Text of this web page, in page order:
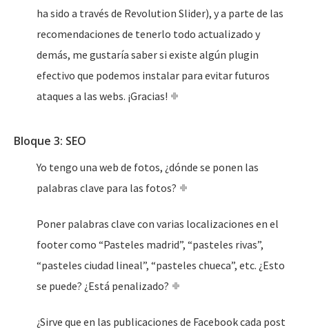
ha sido a través de Revolution Slider), y a parte de las
recomendaciones de tenerlo todo actualizado y
demás, me gustaría saber si existe algún plugin
efectivo que podemos instalar para evitar futuros
ataques a las webs. ¡Gracias!
Bloque 3: SEO
Yo tengo una web de fotos, ¿dónde se ponen las
palabras clave para las fotos?
Poner palabras clave con varias localizaciones en el
footer como “Pasteles madrid”, “pasteles rivas”,
“pasteles ciudad lineal”, “pasteles chueca”, etc. ¿Esto
se puede? ¿Está penalizado?
¿Sirve que en las publicaciones de Facebook cada post